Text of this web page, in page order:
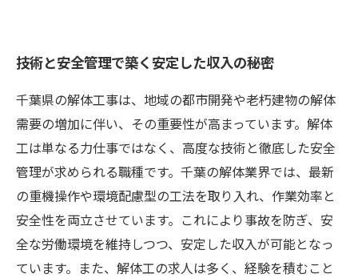
技術と安全管理で築く安定した収入の秘密
千葉県の解体工事は、地域の都市開発や老朽建物の解体
需要の増加に伴い、その重要性が高まっています。解体
工は単なる力仕事ではなく、高度な技術と徹底した安全
管理が求められる職種です。千葉の解体業界では、最新
の重機操作や環境配慮型の工法を取り入れ、作業効率と
安全性を両立させています。これにより事故を防ぎ、安
全な労働環境を維持しつつ、安定した収入が可能となっ
ています。また、解体工の求人は多く、経験を積むこと